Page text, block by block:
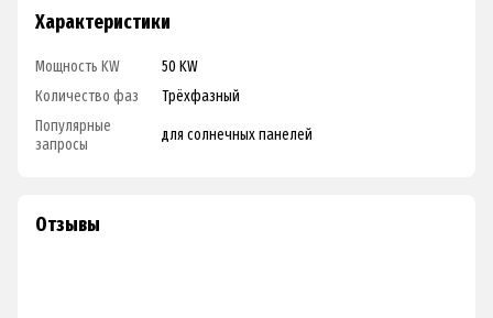
Характеристики
Мощность KW
50 KW
Количество фаз
Трёхфазный
Популярные
запросы
для солнечных панелей
Отзывы